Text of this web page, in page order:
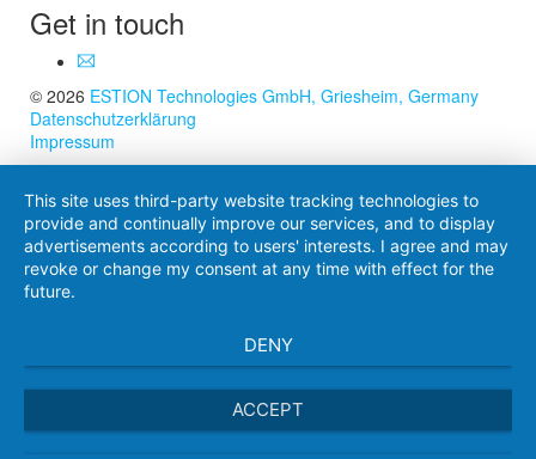
Get in touch
© 2026 ESTION Technologies GmbH, Griesheim, Germany
Datenschutzerklärung
Impressum
This site uses third-party website tracking technologies to
provide and continually improve our services, and to display
advertisements according to users' interests. I agree and may
revoke or change my consent at any time with effect for the
future.
DENY
ACCEPT